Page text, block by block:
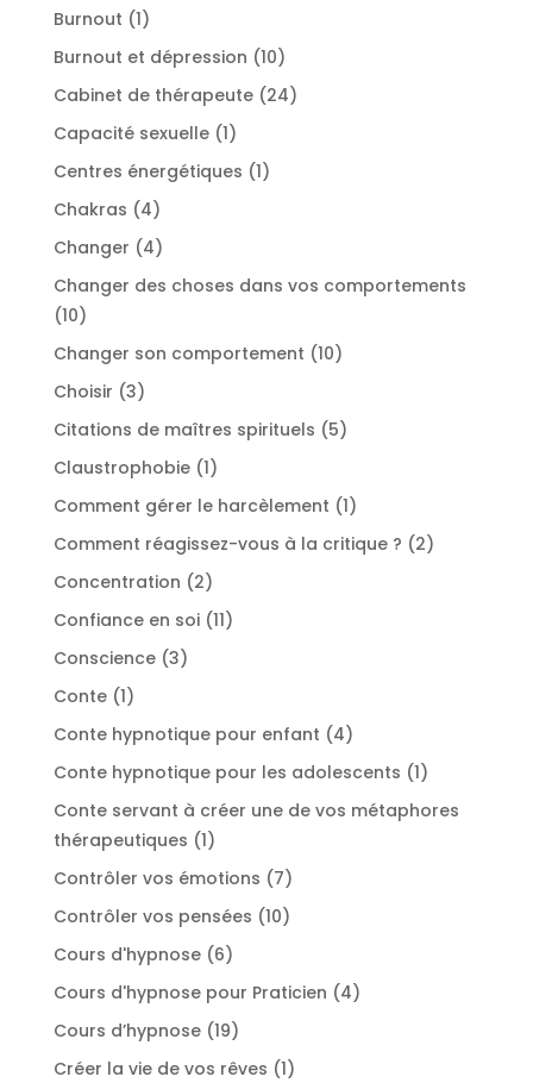
Burnout 11
produit
Burnout et dépression 1010
produits
Cabinet de thérapeute 2424
Capacité sexuelle 11
produit
Centres énergétiques 11
Chakras 44
produits
Changer 44
produits
Changer des choses dans vos comportements
1010
Changer son comportement 1010
Choisir 33
produits
Citations de maîtres spirituels 55
Claustrophobie 11
produit
Comment gérer le harcèlement 11
produit
Comment réagissez-vous à la critique ? 22
Concentration 22
produits
Confiance en soi 1111
Conscience 33
Conte 11
produit
Conte hypnotique pour enfant 44
produits
Conte hypnotique pour les adolescents 11
Conte servant à créer une de vos métaphores
thérapeutiques 11
produit
Contrôler vos émotions 77
produits
Contrôler vos pensées 1010
Cours d'hypnose 66
produits
Cours d'hypnose pour Praticien 44
Cours d’hypnose 1919
produits
Créer la vie de vos rêves 11